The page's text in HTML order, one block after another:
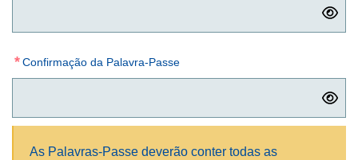
*Confirmação da Palavra-Passe
As Palavras-Passe deverão conter todas as